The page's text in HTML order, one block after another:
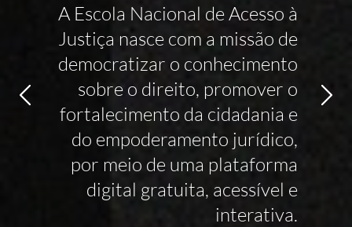
A Escola Nacional de Acesso à
Justiça nasce com a missão de
democratizar o conhecimento
sobre o direito, promover o
fortalecimento da cidadania e
do empoderamento jurídico,
por meio de uma plataforma
digital gratuita, acessível e
interativa.
Anterior
Anterior
Anterior
Anterior
Anterior